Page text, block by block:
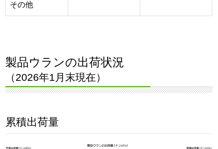
その他
製品ウランの出荷状況
（2026年1月末現在）
累積出荷量